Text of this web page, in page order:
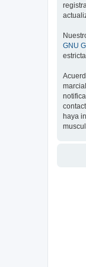
GNU
haya